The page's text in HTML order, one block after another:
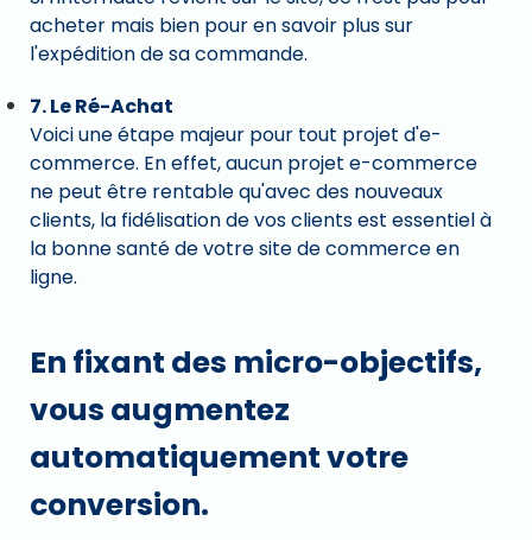
acheter mais bien pour en savoir plus sur
l'expédition de sa commande.
7. Le Ré-Achat
Voici une étape majeur pour tout projet d'e-
commerce. En effet, aucun projet e-commerce
ne peut être rentable qu'avec des nouveaux
clients, la fidélisation de vos clients est essentiel à
la bonne santé de votre site de commerce en
ligne.
En fixant des micro-objectifs,
vous augmentez
automatiquement votre
conversion.